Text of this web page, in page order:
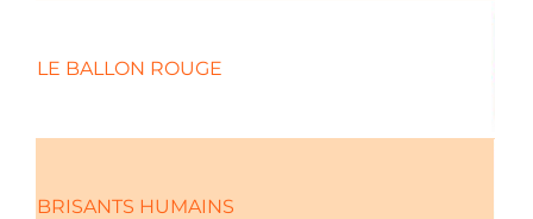
LE BALLON ROUGE
BRISANTS HUMAINS